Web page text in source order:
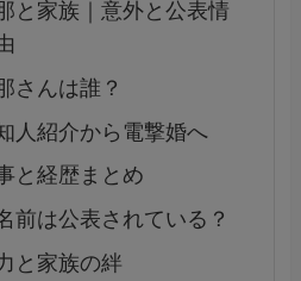
と家族｜意外と公表情
さんは誰？
人紹介から電撃婚へ
と経歴まとめ
前は公表されている？
と家族の絆